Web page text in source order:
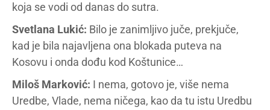
koja se vodi od danas do sutra.
Svetlana Lukić: Bilo je zanimljivo juče, prekjuče,
kad je bila najavljena ona blokada puteva na
Kosovu i onda dođu kod Koštunice…
Miloš Marković: I nema, gotovo je, više nema
Uredbe, Vlade, nema ničega, kao da tu istu Uredbu